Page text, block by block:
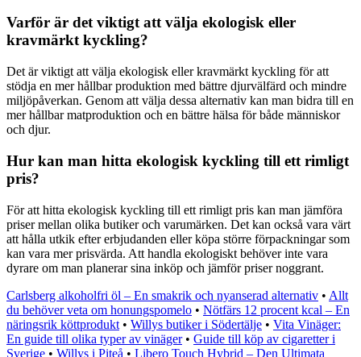
Varför är det viktigt att välja ekologisk eller
kravmärkt kyckling?
Det är viktigt att välja ekologisk eller kravmärkt kyckling för att
stödja en mer hållbar produktion med bättre djurvälfärd och mindre
miljöpåverkan. Genom att välja dessa alternativ kan man bidra till en
mer hållbar matproduktion och en bättre hälsa för både människor
och djur.
Hur kan man hitta ekologisk kyckling till ett rimligt
pris?
För att hitta ekologisk kyckling till ett rimligt pris kan man jämföra
priser mellan olika butiker och varumärken. Det kan också vara värt
att hålla utkik efter erbjudanden eller köpa större förpackningar som
kan vara mer prisvärda. Att handla ekologiskt behöver inte vara
dyrare om man planerar sina inköp och jämför priser noggrant.
Carlsberg alkoholfri öl – En smakrik och nyanserad alternativ • Allt
du behöver veta om honungspomelo • Nötfärs 12 procent kcal – En
näringsrik köttprodukt • Willys butiker i Södertälje • Vita Vinäger:
En guide till olika typer av vinäger• Guide till köp av cigaretter i
Sverige • Willys i Piteå • Libero Touch Hybrid – Den Ultimata